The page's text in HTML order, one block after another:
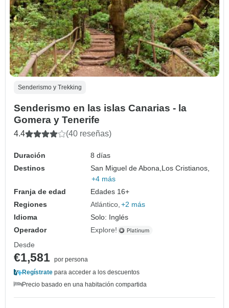
Senderismo y Trekking
Senderismo en las islas Canarias - la
Gomera y Tenerife
4.4 (40 reseñas)
Duración
8 días
Destinos
San Miguel de Abona,Los Cristianos,
+4 más
Franja de edad
Edades 16+
Regiones
Atlántico +2 más
Idioma
Solo: Inglés
Operador
Explore!
Desde
€1,581 por persona
Regístrate para acceder a los descuentos
Precio basado en una habitación compartida